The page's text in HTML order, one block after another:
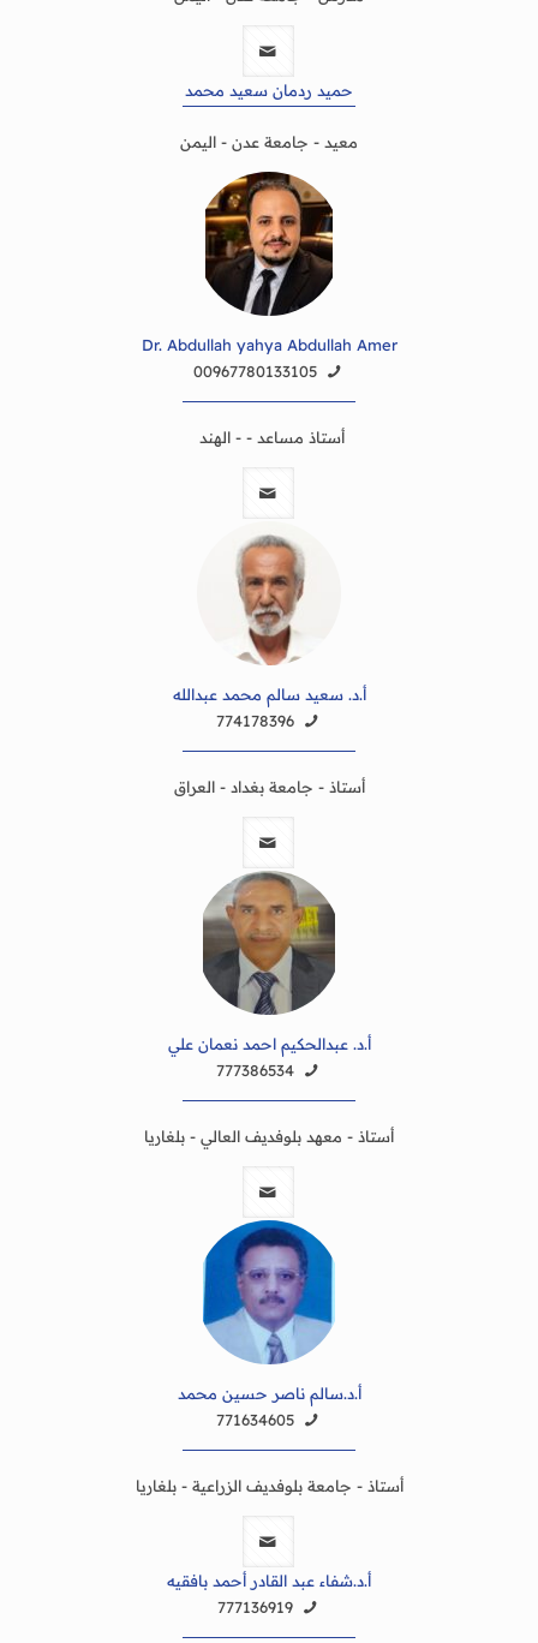
حميد ردمان سعيد محمد
معيد - جامعة عدن - اليمن
Dr. Abdullah yahya Abdullah Amer
00967780133105
أستاذ مساعد - - الهند
أ.د. سعيد سالم محمد عبدالله
774178396
أستاذ - جامعة بغداد - العراق
أ.د. عبدالحكيم احمد نعمان علي
777386534
أستاذ - معهد بلوفديف العالي - بلغاريا
أ.د.سالم ناصر حسين محمد
771634605
أستاذ - جامعة بلوفديف الزراعية - بلغاريا
أ.د.شفاء عبد القادر أحمد بافقيه
777136919